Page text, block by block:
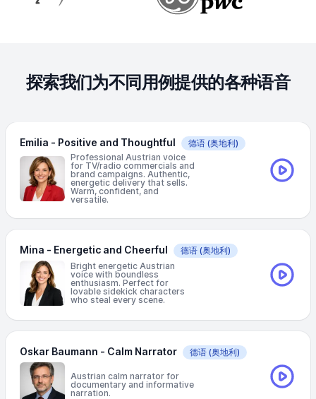
探索我们为不同用例提供的各种语音
Emilia - Positive and Thoughtful 德语 (奥地利)
Professional Austrian voice
for TV/radio commercials and
brand campaigns. Authentic,
energetic delivery that sells.
Warm, confident, and
versatile.
Mina - Energetic and Cheerful 德语 (奥地利)
Bright energetic Austrian
voice with boundless
enthusiasm. Perfect for
lovable sidekick characters
who steal every scene.
Oskar Baumann - Calm Narrator 德语 (奥地利)
Austrian calm narrator for
documentary and informative
narration.